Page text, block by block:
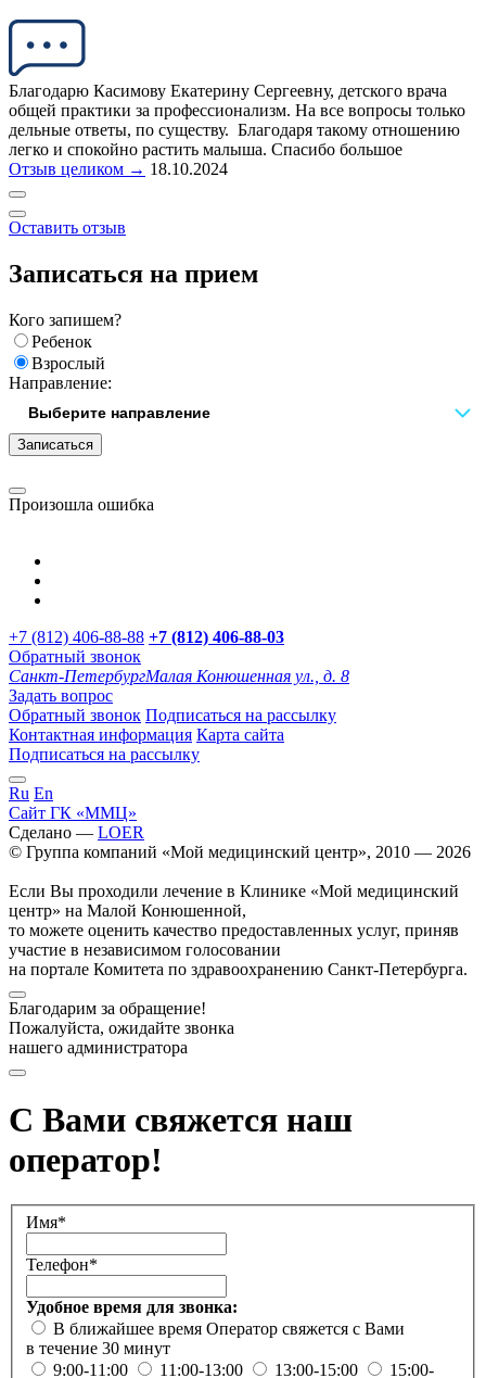
Благодарю Касимову Екатерину Сергеевну, детского врача
общей практики за профессионализм. На все вопросы только
дельные ответы, по существу. Благодаря такому отношению
легко и спокойно растить малыша. Спасибо большое
Отзыв целиком → 18.10.2024
Оставить отзыв
Записаться на прием
Кого запишем?
Ребенок
Взрослый
Направление:
Записаться
Произошла ошибка
+7 (812) 406-88-88 +7 (812) 406-88-03
Обратный звонок
Санкт-ПетербургМалая Конюшенная ул., д. 8
Задать вопрос
Обратный звонок Подписаться на рассылку
Контактная информация Карта сайта
Подписаться на рассылку
Ru En
Сайт ГК «ММЦ»
Сделано — LOER
© Группа компаний «Мой медицинский центр», 2010 — 2026
Если Вы проходили лечение в Клинике «Мой медицинский
центр» на Малой Конюшенной,
то можете оценить качество предоставленных услуг, приняв
участие в независимом голосовании
на портале Комитета по здравоохранению Санкт-Петербурга.
Благодарим за обращение!
Пожалуйста, ожидайте звонка
нашего администратора
С Вами свяжется наш
оператор!
Имя*
Телефон*
Удобное время для звонка:
В ближайшее время Оператор свяжется с Вами
в течение 30 минут
9:00-11:00
11:00-13:00 13:00-15:00 15:00-